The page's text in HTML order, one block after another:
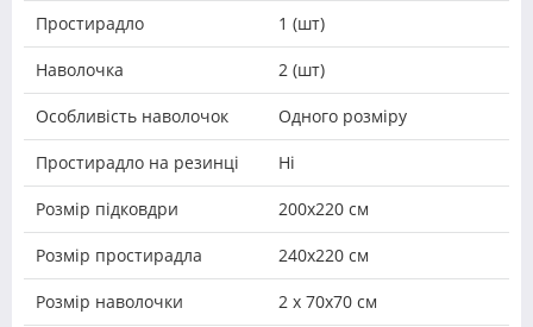
Простирадло 1 (шт)
Наволочка 2 (шт)
Особливість наволочок Одного розміру
Простирадло на резинці Ні
Розмір підковдри 200х220 см
Розмір простирадла 240х220 см
Розмір наволочки 2 х 70х70 см